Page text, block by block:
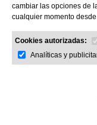
Instagram
cambiar las opciones de
cualquier momento
Cookies autorizadas:
Analíticas y